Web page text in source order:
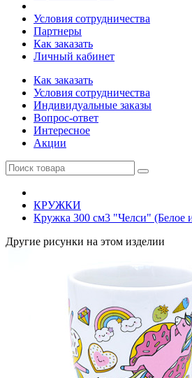
Условия сотрудничества
Партнеры
Как заказать
Личный кабинет
Как заказать
Условия сотрудничества
Индивидуальные заказы
Вопрос-ответ
Интересное
Акции
КРУЖКИ
Кружка 300 см3 "Челси" (Белое
Другие рисунки на этом изделии